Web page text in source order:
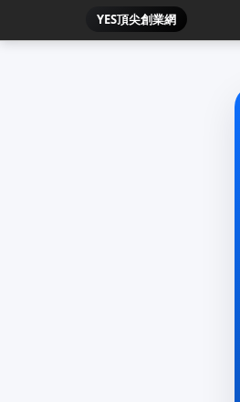
YES頂尖創業網